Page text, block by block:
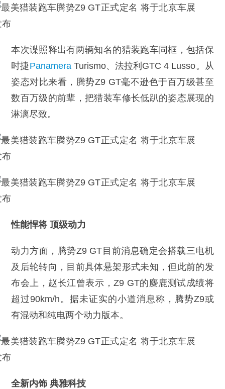
本次谍照释出有两辆知名的猎装跑车同框，包括保
时捷PanameraTurismo、法拉利GTC 4 Lusso。从
姿态对比来看，腾势Z9 GT毫不逊色于百万级甚至
数百万级的前辈，把猎装车修长低趴的姿态展现的
淋漓尽致。
性能悍将 顶级动力
动力方面，腾势Z9 GT目前消息确定会搭载三电机
及后轮转向，目前具体悬架形式未知，但此前的发
布会上，赵长江曾表示，Z9 GT的麋鹿测试成绩将
超过90km/h。据未证实的小道消息称，腾势Z9或
有混动和纯电两个动力版本。
全新内饰 典雅科技